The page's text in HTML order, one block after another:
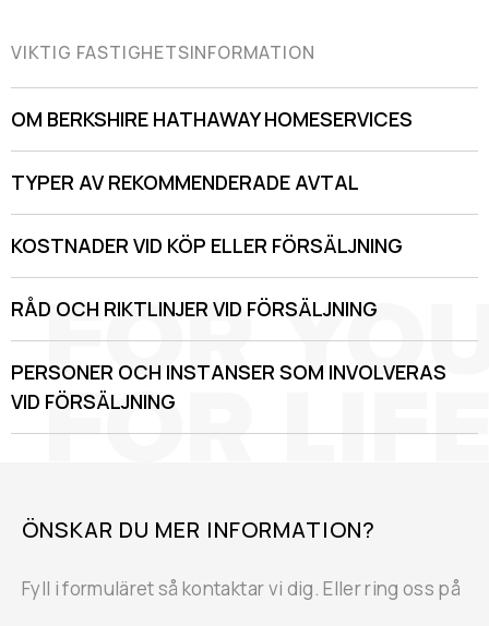
VIKTIG FASTIGHETSINFORMATION
OM BERKSHIRE HATHAWAY HOMESERVICES
TYPER AV REKOMMENDERADE AVTAL
KOSTNADER VID KÖP ELLER FÖRSÄLJNING
RÅD OCH RIKTLINJER VID FÖRSÄLJNING
PERSONER OCH INSTANSER SOM INVOLVERAS
VID FÖRSÄLJNING
ÖNSKAR DU MER INFORMATION?
Fyll i formuläret så kontaktar vi dig. Eller ring oss på